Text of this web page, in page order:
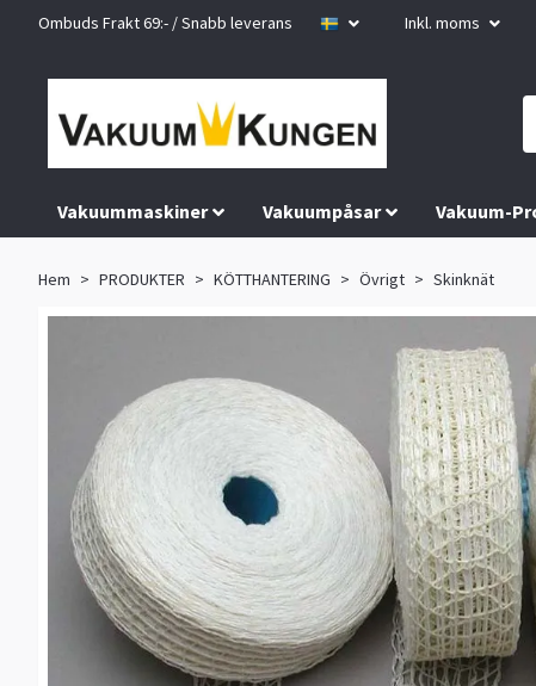
Ombuds Frakt 69:- / Snabb leverans Inkl. moms
Vakuummaskiner Vakuumpåsar Vakuum-
Hem PRODUKTER KÖTTHANTERING Övrigt Skinknät